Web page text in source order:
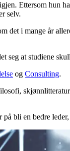
Ettersom hun
selv.
det i mange år
seg at studiene
og Consulting.
bli en bedre